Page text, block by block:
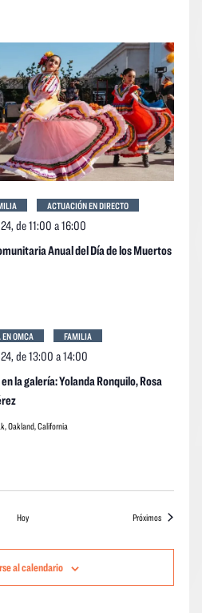
Anual del Día de los Muertos
de 11:00 a16:00
ACTUACIÓN EN DIRECTO
la galería: Yolanda Ronquilo, Rosa
de 13:00 a14:00
OMCA FAMILIA
Oakland, California
Hoy Próximoseventos
al calendario